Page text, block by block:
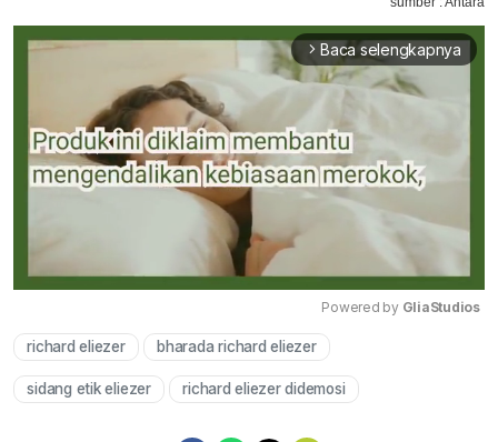
arrow_forward_ios Baca selengkapnya
Powered by GliaStudios
richard eliezer bharada richard eliezer
sidang etik eliezer richard eliezer didemosi